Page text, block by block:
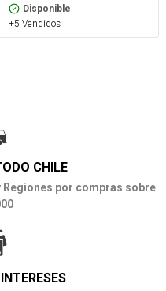
Disponible
+5 Vendidos
CHILE
Regiones por compras sobre